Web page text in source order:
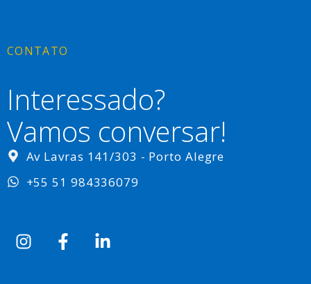
CONTATO
Interessado?
Vamos conversar!
Av Lavras 141/303 - Porto Alegre
+55 51 984336079